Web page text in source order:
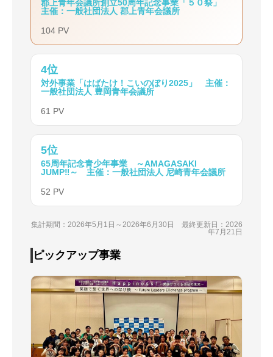
郡上青年会議所創立50周年記念事業「５０祭」
主催：一般社団法人 郡上青年会議所
104 PV
4位
対外事業「はばたけ！こいのぼり2025」 主催：
一般社団法人 豊岡青年会議所
61 PV
5位
65周年記念青少年事業 ～AMAGASAKI
JUMP‼～ 主催：一般社団法人 尼崎青年会議所
52 PV
集計期間：2026年5月1日～2026年6月30日 最終更新日：2026
年7月21日
ピックアップ事業